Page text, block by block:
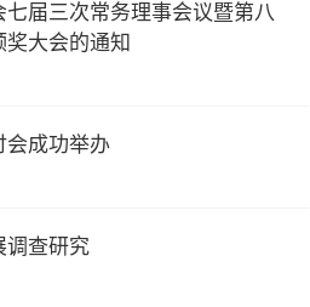
届三次常务理事会议暨第八
大会的通知
会成功举办
调查研究